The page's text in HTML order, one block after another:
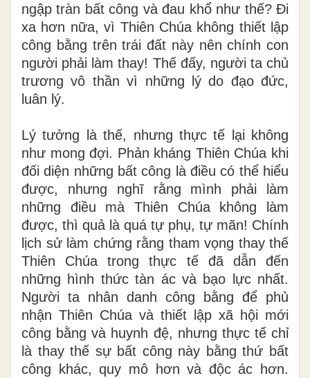
ngập tràn bất công và đau khổ như thế? Đi
xa hơn nữa, vì Thiên Chúa không thiết lập
công bằng trên trái đất này nên chính con
người phải làm thay! Thế đấy, người ta chủ
trương vô thần vì những lý do đạo đức,
luân lý.
Lý tưởng là thế, nhưng thực tế lại không
như mong đợi. Phản kháng Thiên Chúa khi
đối diện những bất công là điều có thể hiểu
được, nhưng nghĩ rằng mình phải làm
những điều mà Thiên Chúa không làm
được, thì quả là quá tự phụ, tự mãn! Chính
lịch sử làm chứng rằng tham vọng thay thế
Thiên Chúa trong thực tế đã dẫn đến
những hình thức tàn ác và bạo lực nhất.
Người ta nhân danh công bằng để phủ
nhận Thiên Chúa và thiết lập xã hội mới
công bằng và huynh đệ, nhưng thực tế chỉ
là thay thế sự bất công này bằng thứ bất
công khác, quy mô hơn và độc ác hơn.